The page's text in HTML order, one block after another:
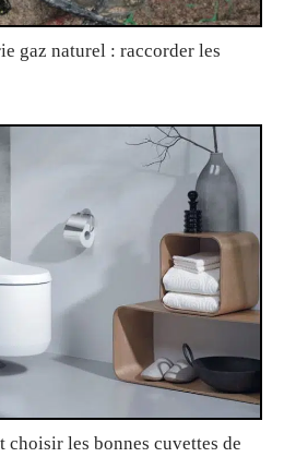
gaz naturel : raccorder les
choisir les bonnes cuvettes de